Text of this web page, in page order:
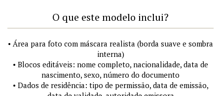
O que este modelo inclui?
• Área para foto com máscara realista (borda suave e sombra
interna)
• Blocos editáveis: nome completo, nacionalidade, data de
nascimento, sexo, número do documento
• Dados de residência: tipo de permissão, data de emissão,